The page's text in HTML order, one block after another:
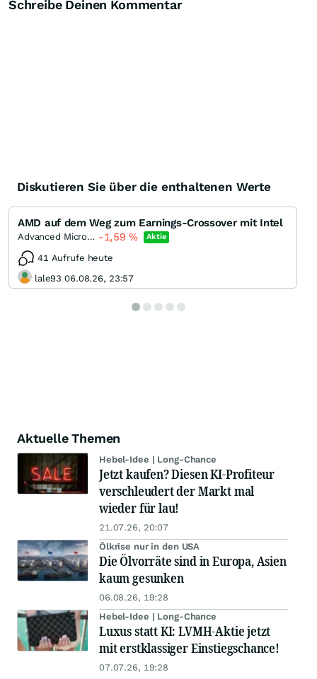
Schreibe Deinen Kommentar
Diskutieren Sie über die enthaltenen Werte
AMD auf dem Weg zum Earnings-Crossover mit Intel
Advanced Micro Devices -1,59% Aktie
41 Aufrufe heute
lale93 06.08.26, 23:57
Aktuelle Themen
Hebel-Idee | Long-Chance
Jetzt kaufen? Diesen KI-Profiteur
verschleudert der Markt mal
wieder für lau!
21.07.26, 20:07
Ölkrise nur in den USA
Die Ölvorräte sind in Europa, Asien
kaum gesunken
06.08.26, 19:28
Hebel-Idee | Long-Chance
Luxus statt KI: LVMH-Aktie jetzt
mit erstklassiger Einstiegschance!
07.07.26, 19:28